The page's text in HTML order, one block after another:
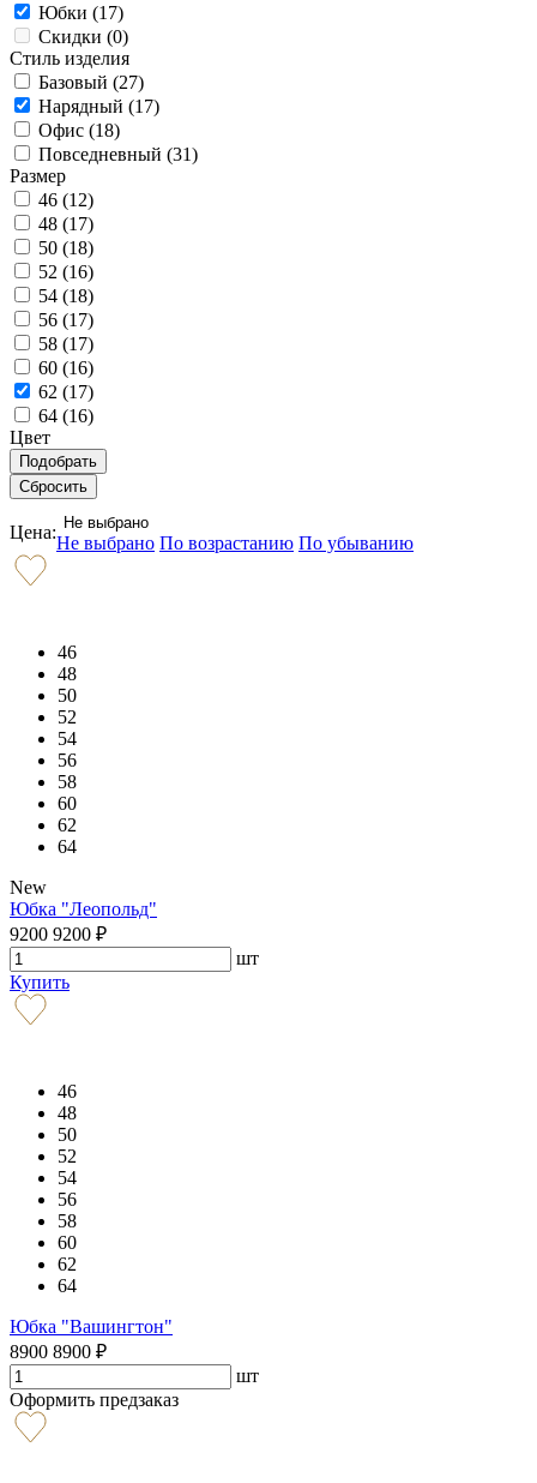
Юбки (17)
Скидки (0)
Стиль изделия
Базовый (27)
Нарядный (17)
Офис (18)
Повседневный (31)
Размер
46 (12)
48 (17)
50 (18)
52 (16)
54 (18)
56 (17)
58 (17)
60 (16)
62 (17)
64 (16)
Цвет
Цена: Не выбрано
Не выбрано По возрастанию По убыванию
46
48
50
52
54
56
58
60
62
64
New
Юбка "Леопольд"
9200 9200 ₽
шт
Купить
46
48
50
52
54
56
58
60
62
64
Юбка "Вашингтон"
8900 8900 ₽
шт
Оформить предзаказ